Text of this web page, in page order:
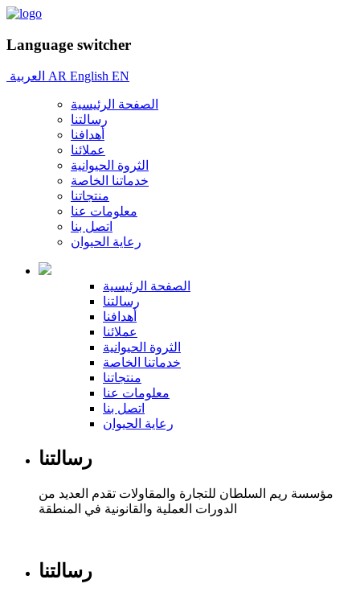
Language switcher
العربية AR English EN
الصفحة الرئيسية
رسالتنا
أهدافنا
عملائنا
الثروة الحيوانية
خدماتنا الخاصة
منتجاتنا
معلومات عنا
اتصل بنا
رعاية الحيوان
الصفحة الرئيسية
رسالتنا
أهدافنا
عملائنا
الثروة الحيوانية
خدماتنا الخاصة
منتجاتنا
معلومات عنا
اتصل بنا
رعاية الحيوان
رسالتنا
مؤسسة ريم السلطان للتجارة والمقاولات تقدم العديد من
الدورات العملية والقانونية في المنطقة
رسالتنا